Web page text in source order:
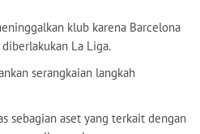
klub karena Barcelona
La Liga.
serangkaian langkah
sebagian aset yang terkait dengan